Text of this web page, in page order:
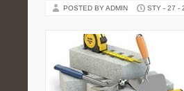
POSTED BY ADMIN STY - 27 -